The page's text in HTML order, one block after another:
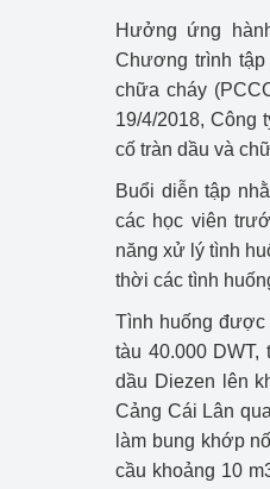
Hưởng ứng
Chương trình tập
chữa cháy
19/4/2018, Công
cố tràn dầu và
Buổi diễn tập
các học viên
năng xử lý tình
thời các tình
Tình huống được
tàu 40.000 DWT,
dầu Diezen lên
Cảng Cái Lân
làm bung khớp
cầu khoảng 10